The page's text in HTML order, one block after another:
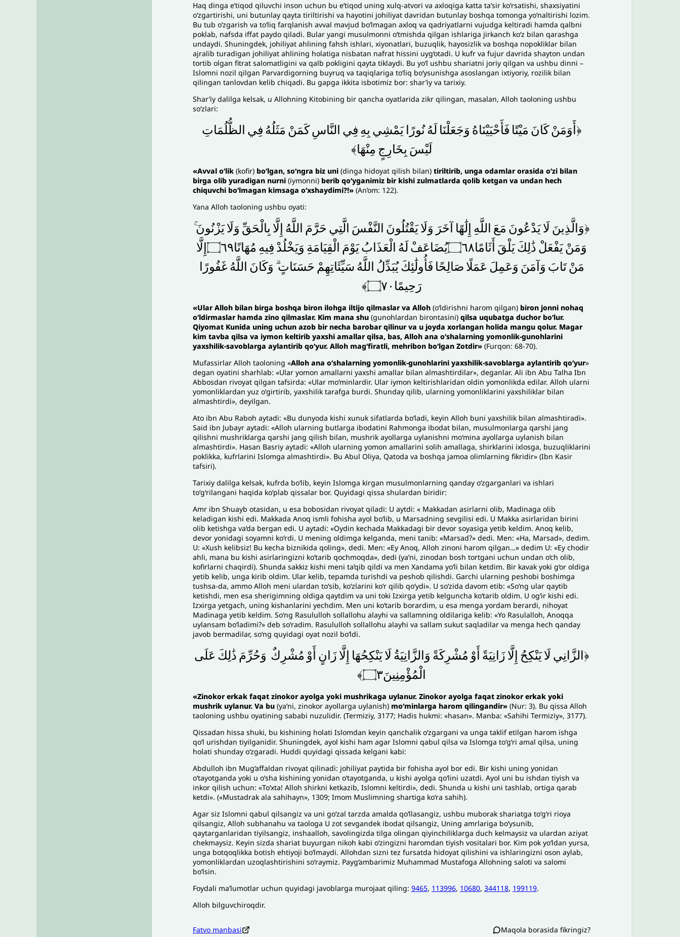
Haq dinga e’tiqod qiluvchi inson uchun bu e’tiqod uning xulq-atvori va axloqiga katta ta’sir ko‘rsatishi, shaxsiyatini
o‘zgartirishi, uni butunlay qayta tiriltirishi va hayotini johiliyat davridan butunlay boshqa tomonga yo‘naltirishi lozim.
Bu tub o‘zgarish va to‘liq farqlanish avval mavjud bo‘lmagan axloq va qadriyatlarni vujudga keltiradi hamda qalbni
poklab, nafsda iffat paydo qiladi. Bular yangi musulmonni o‘tmishda qilgan ishlariga jirkanch ko‘z bilan qarashga
undaydi. Shuningdek, johiliyat ahlining fahsh ishlari, xiyonatlari, buzuqlik, hayosizlik va boshqa nopokliklar bilan
ajralib turadigan johiliyat ahlining holatiga nisbatan nafrat hissini uyg‘otadi. U kufr va fujur davrida shayton undan
tortib olgan fitrat salomatligini va qalb pokligini qayta tiklaydi. Bu yo‘l ushbu shariatni joriy qilgan va ushbu dinni –
Islomni nozil qilgan Parvardigorning buyruq va taqiqlariga to‘liq bo‘ysunishga asoslangan ixtiyoriy, rozilik bilan
qilingan tanlovdan kelib chiqadi. Bu gapga ikkita isbotimiz bor: shar’iy va tarixiy.
Shar’iy dalilga kelsak, u Allohning Kitobining bir qancha oyatlarida zikr qilingan, masalan, Alloh taoloning ushbu
so‘zlari:
﴿أَوَمَنْ كَانَ مَيْتًا فَأَحْيَيْنَاهُ وَجَعَلْنَا لَهُ نُورًا يَمْشِي بِهِ فِي النَّاسِ كَمَنْ مَثَلُهُ فِي الظُّلُمَاتِ
لَيْسَ بِخَارِجٍ مِنْهَا﴾
«Avval o‘lik (kofir)bo‘lgan, so‘ngra biz uni (dinga hidoyat qilish bilan)tiriltirib, unga odamlar orasida o‘zi bilan
birga olib yuradigan nurni (iymonni)berib qo‘yganimiz bir kishi zulmatlarda qolib ketgan va undan hech
chiquvchi bo‘lmagan kimsaga o‘xshaydimi?!»(An’om: 122).
Yana Alloh taoloning ushbu oyati:
﴿وَالَّذِينَ لَا يَدْعُونَ مَعَ اللَّهِ إِلَٰهًا آخَرَ وَلَا يَقْتُلُونَ النَّفْسَ الَّتِي حَرَّمَ اللَّهُ إِلَّا بِالْحَقِّ وَلَا يَزْنُونَ
وَمَنْيَفْعَلْ ذَٰلِكَيَلْقَ أَثَامًا۝٦٨يُضَاعَفْ لَهُ الْعَذَابُيَوْمَ الْقِيَامَةِ وَيَخْلُدْ فِيهِ مُهَانًا۝٦٩إِلَّا
مَنْ تَابَ وَآمَنَ وَعَمِلَ عَمَلًا صَالِحًا فَأُولَٰئِكَ يُبَدِّلُ اللَّهُ سَيِّئَاتِهِمْ حَسَنَاتٍ وَكَانَ اللَّهُ غَفُورًا
رَحِيمًا۝٧٠﴾
«Ular Alloh bilan birga boshqa biron ilohga iltijo qilmaslar va Alloh (o‘ldirishni harom qilgan)biron jonni nohaq
o‘ldirmaslar hamda zino qilmaslar. Kim mana shu (gunohlardan birontasini) qilsa uqubatga duchor bo‘lur.
Qiyomat Kunida uning uchun azob bir necha barobar qilinur va u joyda xorlangan holida mangu qolur. Magar
kim tavba qilsa va iymon keltirib yaxshi amallar qilsa, bas, Alloh ana o‘shalarning yomonlik-gunohlarini
yaxshilik-savoblarga aylantirib qo‘yur. Alloh mag‘firatli, mehribon bo‘lgan Zotdir»(Furqon: 68-70).
Mufassirlar Alloh taoloning «Alloh ana o‘shalarning yomonlik-gunohlarini yaxshilik-savoblarga aylantirib qo‘yur»
degan oyatini sharhlab: «Ular yomon amallarni yaxshi amallar bilan almashtirdilar», deganlar. Ali ibn Abu Talha Ibn
Abbosdan rivoyat qilgan tafsirda: «Ular mo‘minlardir. Ular iymon keltirishlaridan oldin yomonlikda edilar. Alloh ularni
yomonliklardan yuz o‘girtirib, yaxshilik tarafga burdi. Shunday qilib, ularning yomonliklarini yaxshiliklar bilan
almashtirdi», deyilgan.
Ato ibn Abu Raboh aytadi: «Bu dunyoda kishi xunuk sifatlarda bo‘ladi, keyin Alloh buni yaxshilik bilan almashtiradi».
Said ibn Jubayr aytadi: «Alloh ularning butlarga ibodatini Rahmonga ibodat bilan, musulmonlarga qarshi jang
qilishni mushriklarga qarshi jang qilish bilan, mushrik ayollarga uylanishni mo‘mina ayollarga uylanish bilan
almashtirdi». Hasan Basriy aytadi: «Alloh ularning yomon amallarini solih amallaga, shirklarini ixlosga, buzuqliklarini
poklikka, kufrlarini Islomga almashtirdi». Bu Abul Oliya, Qatoda va boshqa jamoa olimlarning fikridir» (Ibn Kasir
tafsiri).
Tarixiy dalilga kelsak, kufrda bo‘lib, keyin Islomga kirgan musulmonlarning qanday o‘zgarganlari va ishlari
to‘g‘rilangani haqida ko‘plab qissalar bor. Quyidagi qissa shulardan biridir:
Amr ibn Shuayb otasidan, u esa bobosidan rivoyat qiladi: U aytdi: « Makkadan asirlarni olib, Madinaga olib
keladigan kishi edi. Makkada Anoq ismli fohisha ayol bo‘lib, u Marsadning sevgilisi edi. U Makka asirlaridan birini
olib ketishga va’da bergan edi. U aytadi: «Oydin kechada Makkadagi bir devor soyasiga yetib keldim. Anoq kelib,
devor yonidagi soyamni ko‘rdi. U mening oldimga kelganda, meni tanib: «Marsad?» dedi. Men: «Ha, Marsad», dedim.
U: «Xush kelibsiz! Bu kecha biznikida qoling», dedi. Men: «Ey Anoq, Alloh zinoni harom qilgan…» dedim U: «Ey chodir
ahli, mana bu kishi asirlaringizni ko‘tarib qochmoqda», dedi (ya’ni, zinodan bosh tortgani uchun undan o‘ch olib,
kofirlarni chaqirdi). Shunda sakkiz kishi meni ta’qib qildi va men Xandama yo‘li bilan ketdim. Bir kavak yoki g‘or oldiga
yetib kelib, unga kirib oldim. Ular kelib, tepamda turishdi va peshob qilishdi. Garchi ularning peshobi boshimga
tushsa-da, ammo Alloh meni ulardan toʻsib, ko‘zlarini koʻr qilib qo‘ydi». U soʻzida davom etib: «So‘ng ular qaytib
ketishdi, men esa sherigimning oldiga qaytdim va uni toki Izxirga yetib kelguncha ko‘tarib oldim. U og‘ir kishi edi.
Izxirga yetgach, uning kishanlarini yechdim. Men uni ko‘tarib borardim, u esa menga yordam berardi, nihoyat
Madinaga yetib keldim. So‘ng Rasululloh sollallohu alayhi va sallamning oldilariga kelib: «Yo Rasulalloh, Anoqqa
uylansam bo‘ladimi?» deb so‘radim. Rasululloh sollallohu alayhi va sallam sukut saqladilar va menga hech qanday
javob bermadilar, soʻng quyidagi oyat nozil bo‘ldi.
﴿الزَّانِي لَا يَنْكِحُ إِلَّا زَانِيَةً أَوْ مُشْرِكَةً وَالزَّانِيَةُ لَا يَنْكِحُهَا إِلَّا زَانٍ أَوْ مُشْرِكٌ وَحُرِّمَ ذَٰلِكَ عَلَى
الْمُؤْمِنِينَ۝٣﴾
«Zinokor erkak faqat zinokor ayolga yoki mushrikaga uylanur. Zinokor ayolga faqat zinokor erkak yoki
mushrik uylanur. Va bu (ya’ni, zinokor ayollarga uylanish)mo‘minlarga harom qilingandir»(Nur: 3). Bu qissa Alloh
taoloning ushbu oyatining sababi nuzulidir. (Termiziy, 3177; Hadis hukmi: «hasan». Manba: «Sahihi Termiziy», 3177).
Qissadan hissa shuki, bu kishining holati Islomdan keyin qanchalik o‘zgargani va unga taklif etilgan harom ishga
qoʻl urishdan tiyilganidir. Shuningdek, ayol kishi ham agar Islomni qabul qilsa va Islomga to‘g‘ri amal qilsa, uning
holati shunday oʻzgaradi. Huddi quyidagi qissada kelgani kabi:
Abdulloh ibn Mug‘affaldan rivoyat qilinadi: johiliyat paytida bir fohisha ayol bor edi. Bir kishi uning yonidan
o‘tayotganda yoki u o‘sha kishining yonidan o‘tayotganda, u kishi ayolga qo‘lini uzatdi. Ayol uni bu ishdan tiyish va
inkor qilish uchun: «To‘xta! Alloh shirkni ketkazib, Islomni keltirdi», dedi. Shunda u kishi uni tashlab, ortiga qarab
ketdi». («Mustadrak ala sahihayn», 1309; Imom Muslimning shartiga ko‘ra sahih).
Agar siz Islomni qabul qilsangiz va uni go‘zal tarzda amalda qo‘llasangiz, ushbu muborak shariatga to‘g‘ri rioya
qilsangiz, Alloh subhanahu va taologa U zot sevgandek ibodat qilsangiz, Uning amrlariga bo‘ysunib,
qaytarganlaridan tiyilsangiz, inshaalloh, savolingizda tilga olingan qiyinchiliklarga duch kelmaysiz va ulardan aziyat
chekmaysiz. Keyin sizda shariat buyurgan nikoh kabi o‘zingizni haromdan tiyish vositalari bor. Kim pok yo‘ldan yursa,
unga botqoqlikka botish ehtiyoji bo‘lmaydi. Allohdan sizni tez fursatda hidoyat qilishini va ishlaringizni oson aylab,
yomonliklardan uzoqlashtirishini so‘raymiz. Payg‘ambarimiz Muhammad Mustafoga Allohning saloti va salomi
bo‘lsin.
Foydali ma’lumotlar uchun quyidagi javoblarga murojaat qiling: 9465, 113996, 10680, 344118, 199119.
Alloh bilguvchiroqdir.
Fatvo manbasi Maqola borasida fikringiz?